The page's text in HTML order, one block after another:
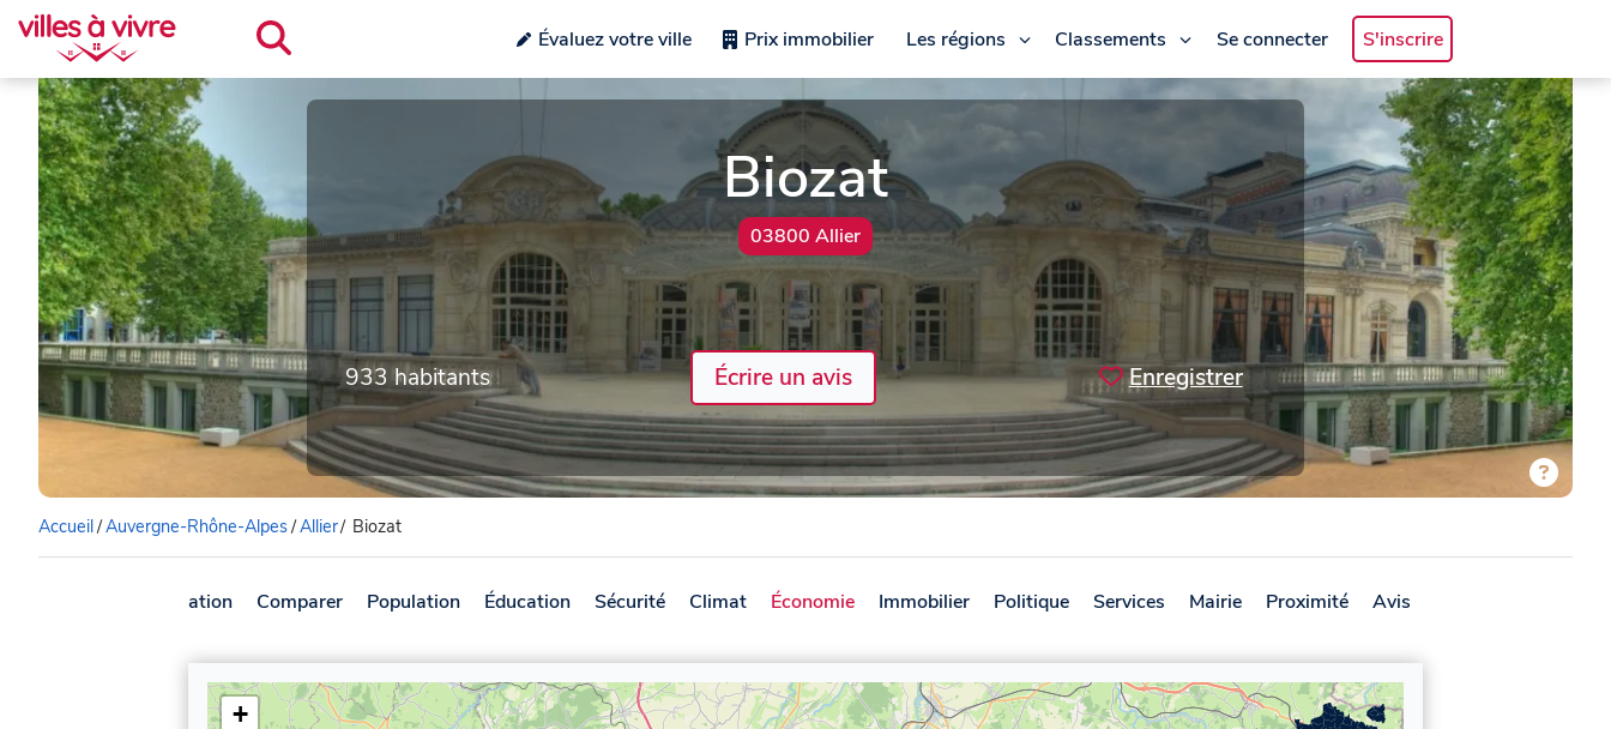
Évaluez votre ville Prix immobilier Les régions Classements Se connecter S'inscrire
Biozat
03800 Allier
933 habitants Écrire un avis Enregistrer
Accueil/Auvergne-Rhône-Alpes/Allier/ Biozat
Présentation Comparer Population Éducation Sécurité Climat Économie Immobilier Politique Services Mairie Proximité Avis
+